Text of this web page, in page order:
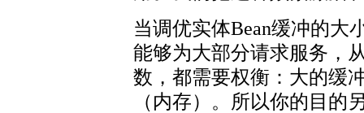
当调优实体Bean缓冲的大
能够为大部分请求服务，
数，都需要权衡：大的缓
（内存）。所以你的目的